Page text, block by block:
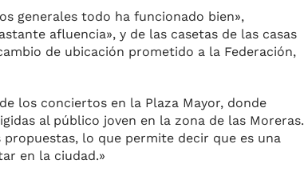
generales todo ha funcionado bien»,
afluencia», y de las casetas de las casas
de ubicación prometido a la Federación,
los conciertos en la Plaza Mayor, donde
al público joven en la zona de las Moreras.
lo que permite decir que es una
en la ciudad.»